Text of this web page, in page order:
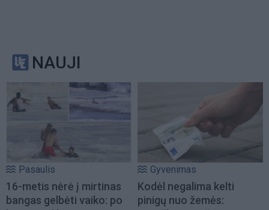
NAUJI
Pasaulis
16-metis nėrė į mirtinas
bangas gelbėti vaiko: po
Gyvenimas
Kodėl negalima kelti
pinigų nuo žemės: